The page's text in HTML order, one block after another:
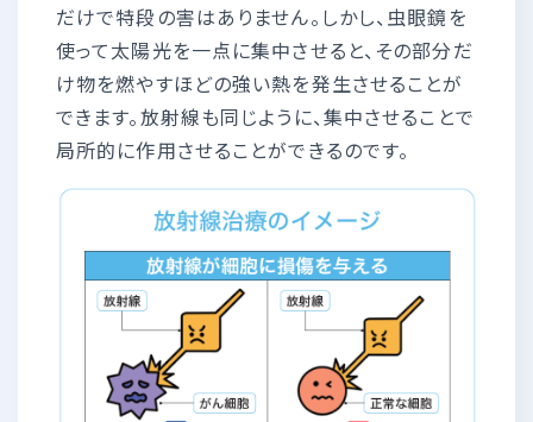
だけで特段の害はありません。しかし、虫眼鏡を
使って太陽光を一点に集中させると、その部分だ
け物を燃やすほどの強い熱を発生させることが
できます。放射線も同じように、集中させることで
局所的に作用させることができるのです。